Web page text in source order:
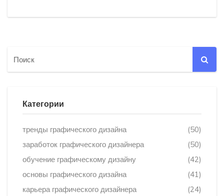
Категории
тренды графического дизайна
(50)
заработок графического дизайнера
(50)
обучение графическому дизайну
(42)
основы графического дизайна
(41)
карьера графического дизайнера
(24)